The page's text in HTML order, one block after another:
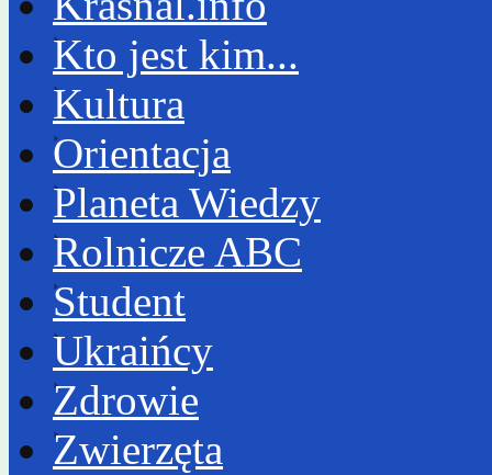
Kto jest kim...
Kultura
Orientacja
Planeta Wiedzy
Rolnicze ABC
Student
Ukraińcy
Zdrowie
Zwierzęta